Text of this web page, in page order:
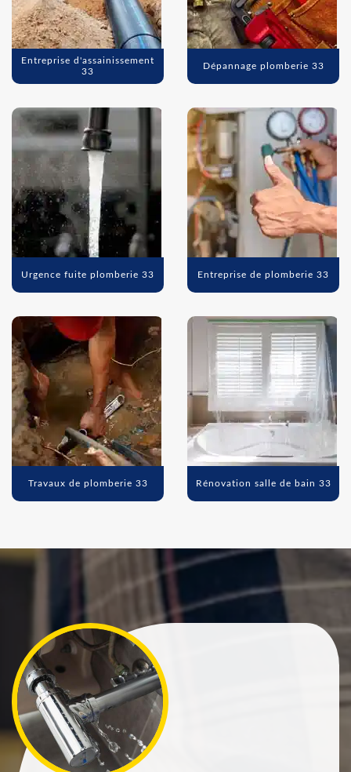
Entreprise d'assainissement
33
Dépannage plomberie 33
Urgence fuite plomberie 33 Entreprise de plomberie 33
Travaux de plomberie 33 Rénovation salle de bain 33